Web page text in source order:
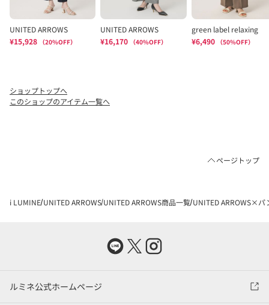
ショップトップへ
このショップのアイテム一覧へ
ページトップ
i LUMINE UNITED ARROWS UNITED ARROWS商品一覧 UNITED ARROWS×パ
ルミネ公式ホームページ